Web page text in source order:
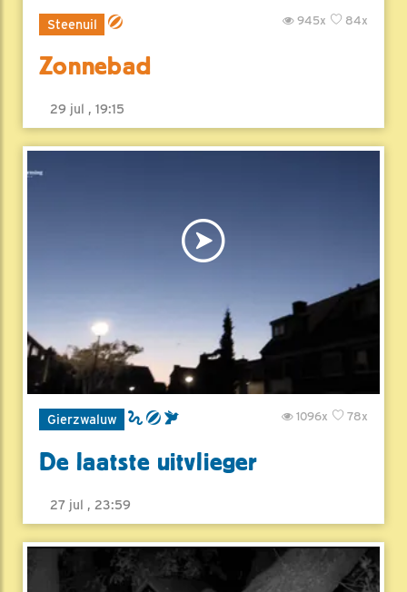
Steenuil 84x
945x
Zonnebad
29 jul , 19:15
Gierzwaluw 78x
1096x
De laatste uitvlieger
27 jul , 23:59